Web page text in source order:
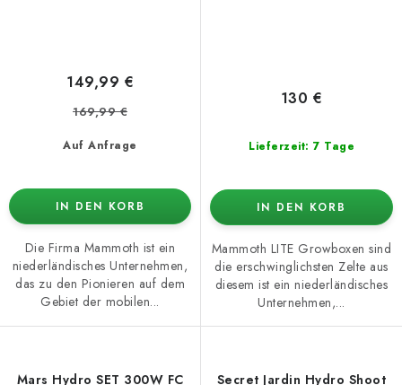
Auf Anfrage
149,99 €
169,99 €
IN DEN KORB
Die Firma Mammoth ist ein
niederländisches Unternehmen,
das zu den Pionieren auf dem
Gebiet der mobilen...
Lieferzeit: 7 Tage
130 €
IN DEN KORB
Mammoth LITE Growboxen sind
die erschwinglichsten Zelte aus
diesem ist ein niederländisches
Unternehmen,...
Mars Hydro SET 300W FC
Secret Jardin Hydro Shoot